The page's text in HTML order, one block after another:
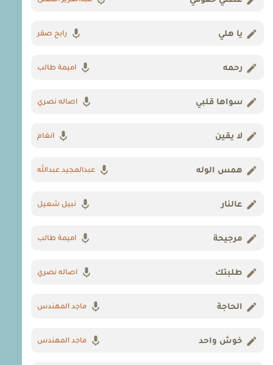
يا هلي رابح صقر
رحمه اميمة طالب
سواها قلبي اصاله نصري
لا يقين انغام
همس الوله عبدالمجيد عبدالله
عالنار نبيل شعيل
مرجيحة اميمة طالب
طلبتك اصاله نصري
الحاجة ماجد المهندس
خوش واحد ماجد المهندس